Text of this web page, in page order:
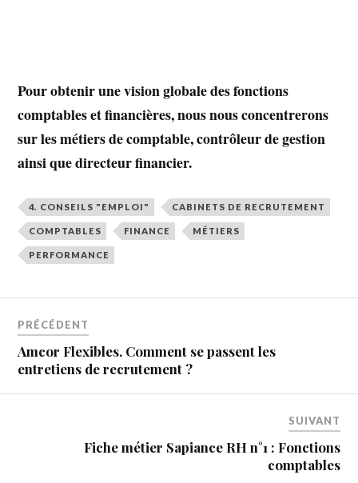
Pour obtenir une vision globale des fonctions
comptables et financières, nous nous concentrerons
sur les métiers de comptable, contrôleur de gestion
ainsi que directeur financier.
4. CONSEILS "EMPLOI" CABINETS DE RECRUTEMENT
COMPTABLES FINANCE MÉTIERS
PERFORMANCE
PRÉCÉDENT
Amcor Flexibles. Comment se passent les
entretiens de recrutement ?
SUIVANT
Fiche métier Sapiance RH n°1 : Fonctions
comptables